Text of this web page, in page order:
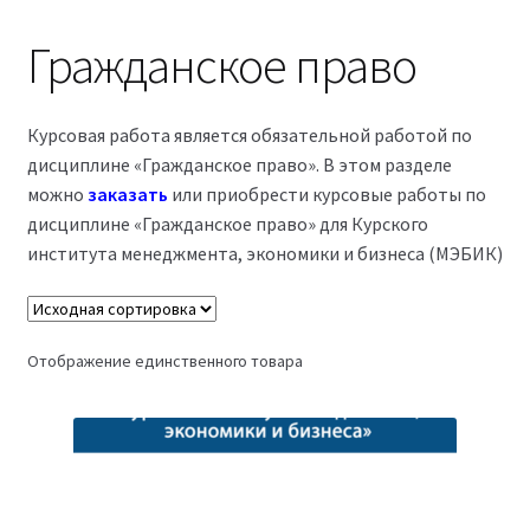
Оферта
Политика конфиденциальности
управление 3,5 года (Бакалавриат)
38.03.04 Государственное и муниципальное
управление 5 лет
Гражданское право
Курсовая работа является обязательной работой по
дисциплине «Гражданское право». В этом разделе
можно заказать или приобрести курсовые работы по
дисциплине «Гражданское право» для Курского
института менеджмента, экономики и бизнеса (МЭБИК)
Отображение единственного товара